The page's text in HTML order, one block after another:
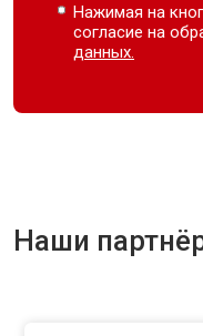
Нажимая на
согласие на
данных.
Наши